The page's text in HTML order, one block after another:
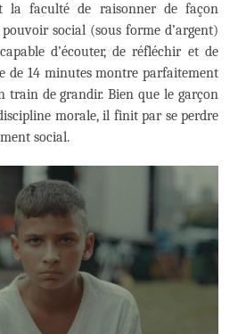
la faculté de raisonner de façon
social (sous forme d’argent)
d’écouter, de réfléchir et de
de 14 minutes montre parfaitement
train de grandir. Bien que le garçon
morale, il finit par se perdre
social.